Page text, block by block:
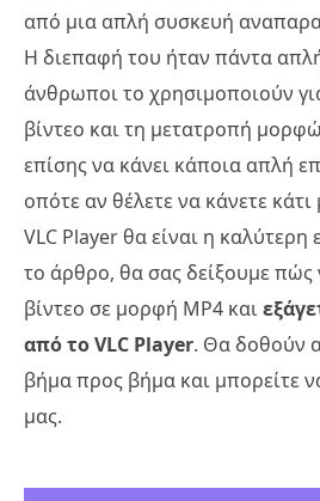
από μια απλή συσκευή
Η διεπαφή του ήταν πάντα
άνθρωποι το χρησιμοποιούν
βίντεο και τη μετατροπή
επίσης να κάνει κάποια απλή
οπότε αν θέλετε να κάνετε κάτι
VLC Player θα είναι η καλύτερη
το άρθρο, θα σας δείξουμε πώς
βίντεο σε μορφή MP4 και
από το VLC Player. Θα δοθούν
βήμα προς βήμα και μπορείτε
μας.